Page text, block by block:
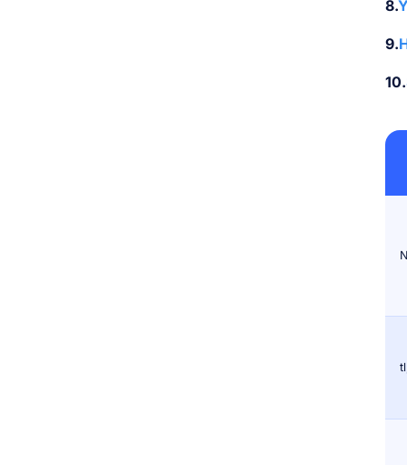
8.
9.
10.